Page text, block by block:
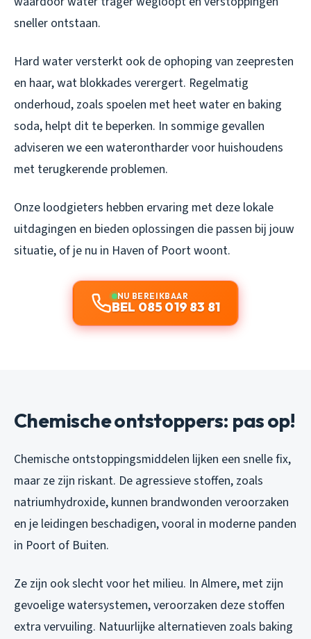
sneller ontstaan.
Hard water versterkt ook de ophoping van zeepresten
en haar, wat blokkades verergert. Regelmatig
onderhoud, zoals spoelen met heet water en baking
soda, helpt dit te beperken. In sommige gevallen
adviseren we een waterontharder voor huishoudens
met terugkerende problemen.
Onze loodgieters hebben ervaring met deze lokale
uitdagingen en bieden oplossingen die passen bij jouw
situatie, of je nu in Haven of Poort woont.
NU BEREIKBAAR
BEL 085 019 83 81
Chemische ontstoppers: pas op!
Chemische ontstoppingsmiddelen lijken een snelle fix,
maar ze zijn riskant. De agressieve stoffen, zoals
natriumhydroxide, kunnen brandwonden veroorzaken
en je leidingen beschadigen, vooral in moderne panden
in Poort of Buiten.
Ze zijn ook slecht voor het milieu. In Almere, met zijn
gevoelige watersystemen, veroorzaken deze stoffen
extra vervuiling. Natuurlijke alternatieven zoals baking